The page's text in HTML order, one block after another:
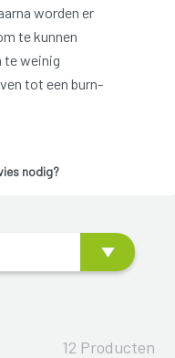
worden er
te kunnen
te weinig
tot een burn-
nodig?
12 Producten